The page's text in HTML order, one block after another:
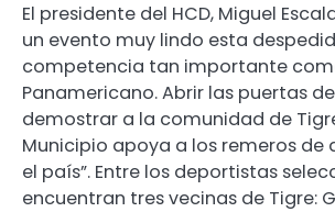
El presidente del HCD, Miguel
un evento muy lindo esta
competencia tan importante
Panamericano. Abrir las puertas
demostrar a la comunidad de
Municipio apoya a los remeros de
el país”. Entre los deportistas
encuentran tres vecinas de Tigre: